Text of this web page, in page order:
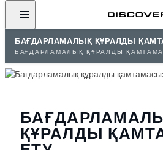
БАҒДАРЛАМАЛЫҚ ҚҰРАЛДЫ
БАҒДАРЛАМАЛЫҚ ҚҰРАЛДЫ
ҚҰРАЛДЫ